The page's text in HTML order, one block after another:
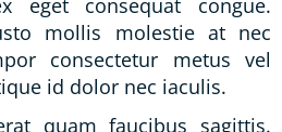
eget consequat congue.
mollis molestie at nec
consectetur metus vel
id dolor nec iaculis.
quam faucibus sagittis.